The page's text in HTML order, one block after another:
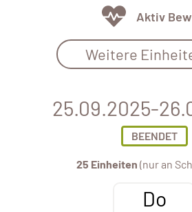
Aktiv
Weitere
25.09.2025-
BEENDET
25 Einheiten (nur an
Do